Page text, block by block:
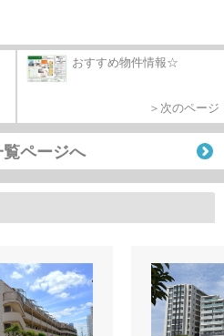
おすすめ物件情報☆
＞次のページ
ページへ